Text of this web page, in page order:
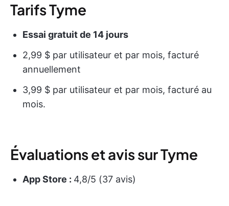
Tarifs Tyme
Essai gratuit de 14 jours
2,99 $ par utilisateur et par mois, facturé
annuellement
3,99 $ par utilisateur et par mois, facturé au
mois.
Évaluations et avis sur Tyme
App Store : 4,8/5 (37 avis)